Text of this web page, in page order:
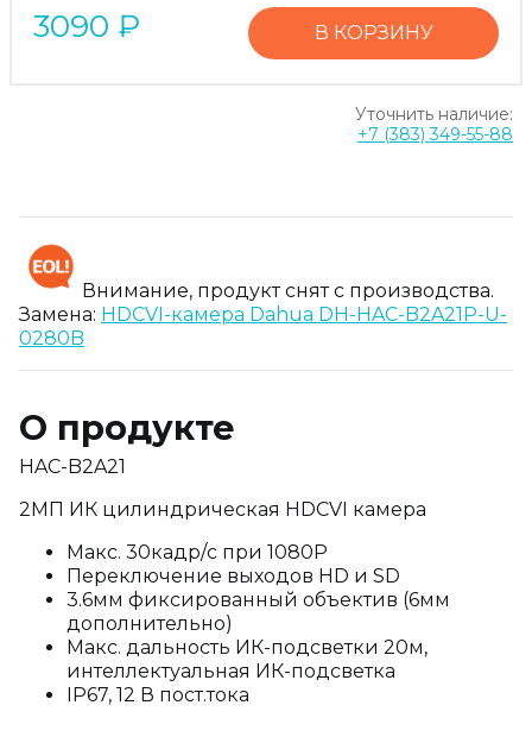
3090 ₽ В КОРЗИНУ
Уточнить наличие:
+7 (383) 349-55-88
Внимание, продукт снят с производства.
Замена: HDCVI-камера Dahua DH-HAC-B2A21P-U-
0280B
О продукте
HAC-B2A21
2MП ИК цилиндрическая HDCVI камера
Макс. 30кадр/с при 1080P
Переключение выходов HD и SD
3.6мм фиксированный объектив (6мм
дополнительно)
Макс. дальность ИК-подсветки 20м,
интеллектуальная ИК-подсветка
IP67, 12 В пост.тока